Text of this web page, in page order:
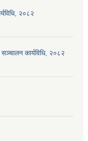
२०८२
कार्यविधि, २०८२